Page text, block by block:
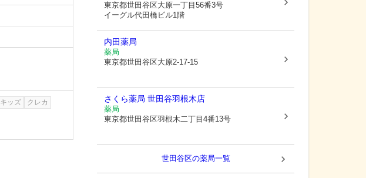
キッズ
クレカ
東京都世田谷区大原一丁目56番3号
イーグル代田橋ビル1階
内田薬局
薬局
東京都世田谷区大原2-17-15
さくら薬局 世田谷羽根木店
薬局
東京都世田谷区羽根木二丁目4番13号
世田谷区の薬局一覧